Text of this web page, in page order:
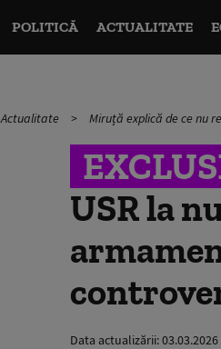
POLITICĂ ACTUALITATE
Actualitate Miruță explică de ce nu
USR la
Data actualizării: